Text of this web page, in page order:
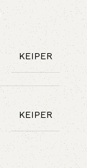
KEIPER
KEIPER